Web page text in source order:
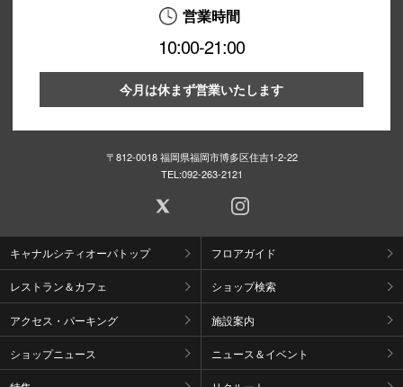
営業時間
10:00-21:00
今月は休まず営業いたします
〒812-0018 福岡県福岡市博多区住吉1-2-22
TEL:092-263-2121
キャナルシティオーパトップ フロアガイド
レストラン＆カフェ ショップ検索
アクセス・パーキング 施設案内
ショップニュース ニュース＆イベント